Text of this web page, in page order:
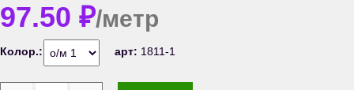
97.50 ₽/метр
Колор.: арт: 1811-1